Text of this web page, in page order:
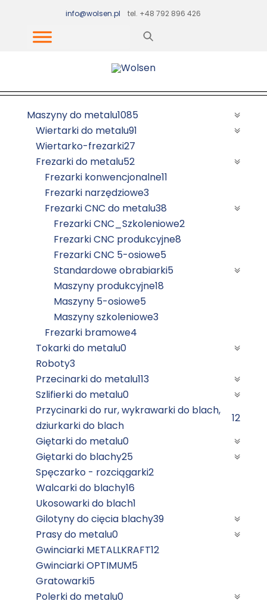
content
info@wolsen.pl tel. +48 792 896 426
Maszyny do metalu1085
Wiertarki do metalu91
Wiertarko-frezarki27
Frezarki do metalu52
Frezarki konwencjonalne11
Frezarki narzędziowe3
Frezarki CNC do metalu38
Frezarki CNC_Szkoleniowe2
Frezarki CNC produkcyjne8
Frezarki CNC 5-osiowe5
Standardowe obrabiarki5
Maszyny produkcyjne18
Maszyny 5-osiowe5
Maszyny szkoleniowe3
Frezarki bramowe4
Tokarki do metalu0
Roboty3
Przecinarki do metalu113
Szlifierki do metalu0
Przycinarki do rur, wykrawarki do blach,
dziurkarki do blach
12
Giętarki do metalu0
Giętarki do blachy25
Spęczarko - rozciągarki2
Walcarki do blachy16
Ukosowarki do blach1
Gilotyny do cięcia blachy39
Prasy do metalu0
Gwinciarki METALLKRAFT12
Gwinciarki OPTIMUM5
Gratowarki5
Polerki do metalu0